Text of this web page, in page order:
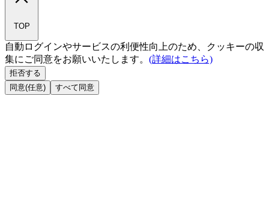
TOP
自動ログインやサービスの利便性向上のため、クッキーの収
集にご同意をお願いいたします。 (詳細はこちら)
拒否する
同意(任意)
すべて同意